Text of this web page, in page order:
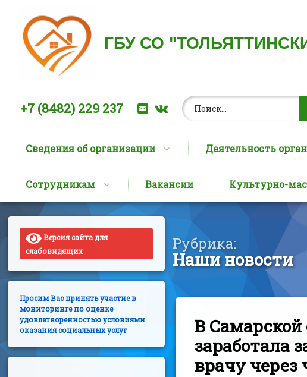
содержимому
ГБУ СО
Позвоните нам:
+7 (8482) 229 237 E-mailВКонтакте
Найти:
Сведения об организации Деятельность
Сотрудникам Вакансии Культурно-
Рубрика:
Наши новости
В Самарской
заработала
врачу через
Версия сайта для
слабовидящих
Просим Вас принять участие в
мониторинге по оценке
удовлетворенностью условиями
оказания социальных услуг